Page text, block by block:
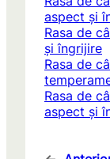
aspect și
Rasa de
și îngrijire
Rasa de
Rasa de
aspect și